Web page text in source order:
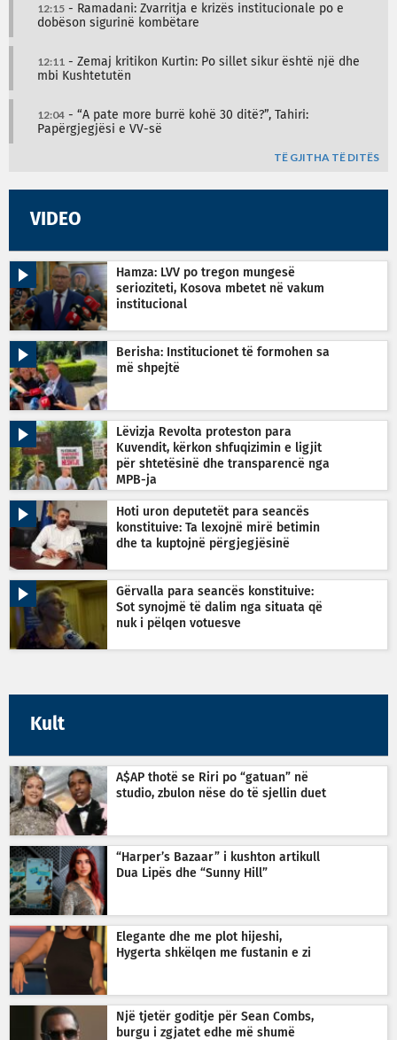
12:15 - Ramadani: Zvarritja e krizës institucionale po e
dobëson sigurinë kombëtare
12:11 - Zemaj kritikon Kurtin: Po sillet sikur është një dhe
mbi Kushtetutën
12:04 - “A pate more burrë kohë 30 ditë?”, Tahiri:
Papërgjegjësi e VV-së
TË GJITHA TË DITËS
VIDEO
Hamza: LVV po tregon mungesë
serioziteti, Kosova mbetet në vakum
institucional
Berisha: Institucionet të formohen sa
më shpejtë
Lëvizja Revolta proteston para
Kuvendit, kërkon shfuqizimin e ligjit
për shtetësinë dhe transparencë nga
MPB-ja
Hoti uron deputetët para seancës
konstituive: Ta lexojnë mirë betimin
dhe ta kuptojnë përgjegjësinë
Gërvalla para seancës konstituive:
Sot synojmë të dalim nga situata që
nuk i pëlqen votuesve
Kult
A$AP thotë se Riri po “gatuan” në
studio, zbulon nëse do të sjellin duet
“Harper’s Bazaar” i kushton artikull
Dua Lipës dhe “Sunny Hill”
Elegante dhe me plot hijeshi,
Hygerta shkëlqen me fustanin e zi
Një tjetër goditje për Sean Combs,
burgu i zgjatet edhe më shumë